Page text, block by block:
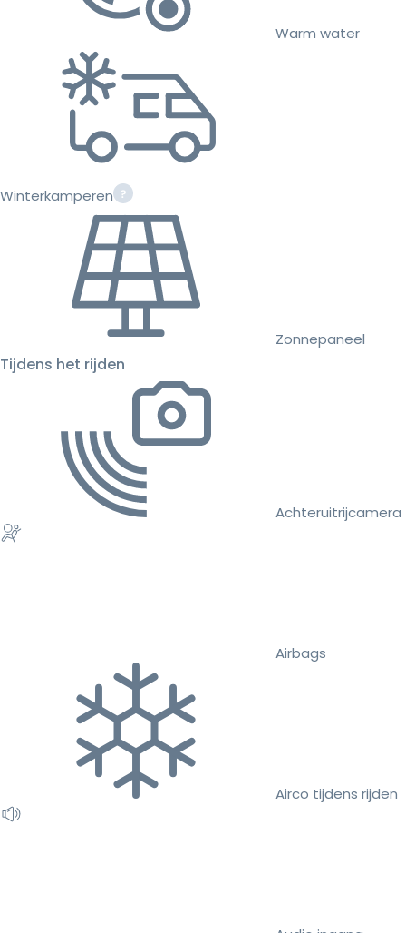
Warm water
Winterkamperen
Zonnepaneel
Tijdens het rijden
Achteruitrijcamera
Airbags
Airco tijdens rijden